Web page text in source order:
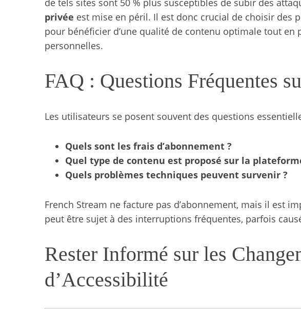
de tels sites sont 50 % plus susceptibles de subir des
privée est mise en péril. Il est donc crucial de choisir des
pour bénéficier d’une qualité de contenu optimale tout en
personnelles.
FAQ : Questions Fréquentes
Les utilisateurs se posent souvent des questions
Quels sont les frais d’abonnement ?
Quel type de contenu est proposé sur la
Quels problèmes techniques peuvent survenir ?
French Stream ne facture pas d’abonnement, mais il est
peut être sujet à des interruptions fréquentes, parfois
Rester Informé sur les
d’Accessibilité